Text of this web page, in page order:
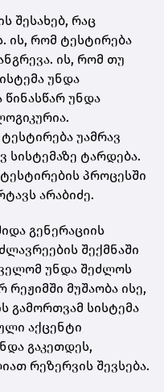
შესახებ, რაც
ის, რომ ტესტირება
ის, რომ თუ
უნდა
უნდა
უამრავ
სისტემაზე ტარდება.
პროცესში
არაბიძე.
გენერაციის
შექმნაში
უნდა შეძლოს
მუშაობა ისე,
გამორთვამ სისტემა
აქცენტი
გაკეთდეს,
რეზერვის შევსება.